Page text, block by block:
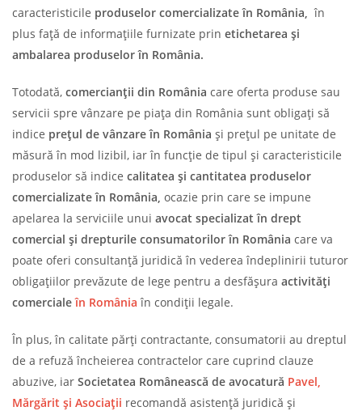
caracteristicile produselor comercializate în România,în
plus față de informațiile furnizate prin etichetarea și
ambalarea produselor în România.
Totodată, comercianții din România care oferta produse sau
servicii spre vânzare pe piața din România sunt obligați să
indice prețul de vânzare în România și prețul pe unitate de
măsură în mod lizibil, iar în funcție de tipul și caracteristicile
produselor să indice calitatea și cantitatea produselor
comercializate în România, ocazie prin care se impune
apelarea la serviciile unui avocat specializat în drept
comercial și drepturile consumatorilor în România care va
poate oferi consultanță juridică în vederea îndeplinirii tuturor
obligațiilor prevăzute de lege pentru a desfășura activități
comercialeîn România în condiții legale.
În plus, în calitate părți contractante, consumatorii au dreptul
de a refuză încheierea contractelor care cuprind clauze
abuzive, iar Societatea Românească de avocatură Pavel,
Mărgărit și Asociații recomandă asistență juridică și